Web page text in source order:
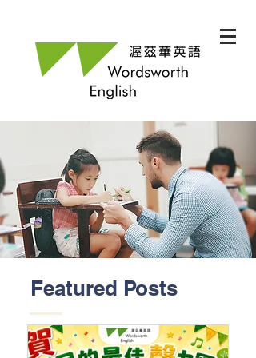
Featured Posts